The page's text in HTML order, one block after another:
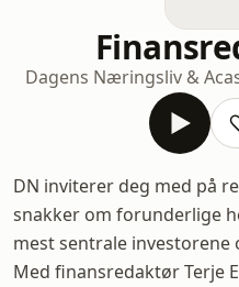
Dagens Næringsliv &
DN inviterer deg med på
snakker om forunderlige
mest sentrale investorene
Med finansredaktør Terje